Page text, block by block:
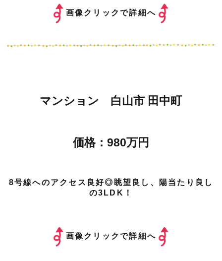
画像クリックで詳細へ
マンション 白山市 田中町
価格：980万円
8号線へのアクセス良好◎眺望良し、陽当たり良し
の3LDK！
画像クリックで詳細へ